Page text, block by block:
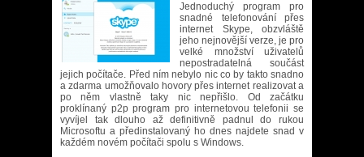
Jednoduchý program pro
snadné telefonování přes
internet Skype, obzvláště
jeho nejnovější verze, je pro
velké množství uživatelů
nepostradatelná součást
jejich počítače. Před ním nebylo nic co by takto snadno
a zdarma umožňovalo hovory přes internet realizovat a
po něm vlastně taky nic nepřišlo. Od začátku
proklínaný p2p program pro internetovou telefonii se
vyvíjel tak dlouho až definitivně padnul do rukou
Microsoftu a předinstalovaný ho dnes najdete snad v
každém novém počítači spolu s Windows.